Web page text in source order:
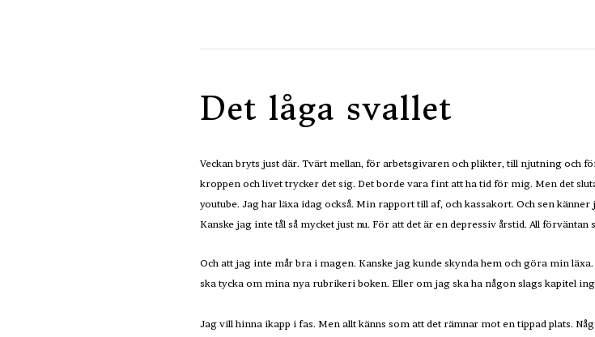
Det låga svallet
Veckan bryts just där. Tvärt mellan, för arbetsgivaren och plikter, till njutning och
kroppen och livet trycker det sig. Det borde vara fint att ha tid för mig. Men det
youtube. Jag har läxa idag också. Min rapport till af, och kassakort. Och sen
Kanske jag inte tål så mycket just nu. För att det är en depressiv årstid. All förväntan
Och att jag inte mår bra i magen. Kanske jag kunde skynda hem och göra min
ska tycka om mina nya rubrikeri boken. Eller om jag ska ha någon slags kapitel
Jag vill hinna ikapp i fas. Men allt känns som att det rämnar mot en tippad plats.